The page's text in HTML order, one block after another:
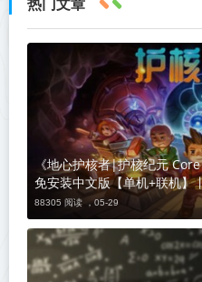
热门文章
《地心护核者|护核纪元
免安装中文版【单机+联机】
88305 阅读 ，05-29